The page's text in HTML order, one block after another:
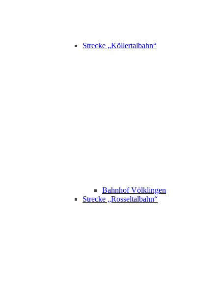
Strecke „Köllertalbahn“
Bahnhof Völklingen
Strecke „Rosseltalbahn“